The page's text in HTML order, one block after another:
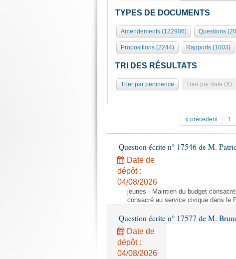
TYPES DE DOCUMENTS
Amendements (122906) Questions
Propositions (2244) Rapports (1003)
TRI DES RÉSULTATS
Trier par pertinence Trier par date (X)
« précedent 1
Question écrite n° 17546 de M.
Date de
dépôt :
04/08/2026
jeunes - Maintien du budget
consacré au service civique dans le
Question écrite n° 17577 de M.
Date de
dépôt :
04/08/2026